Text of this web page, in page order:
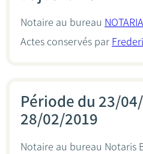
Notaire au bureau NOTARIA
Actes conservés par
Période du 23/
28/02/2019
Notaire au bureau Notaris